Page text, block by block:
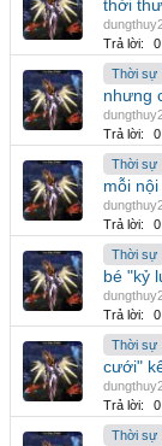
thời
Trả lời:
0
Thời sự
nhưng
Trả lời:
0
Thời sự
mỗi
Trả lời:
0
Thời sự
bé "kỷ
Trả lời:
0
Thời sự
cưới"
Trả lời:
0
Thời sự